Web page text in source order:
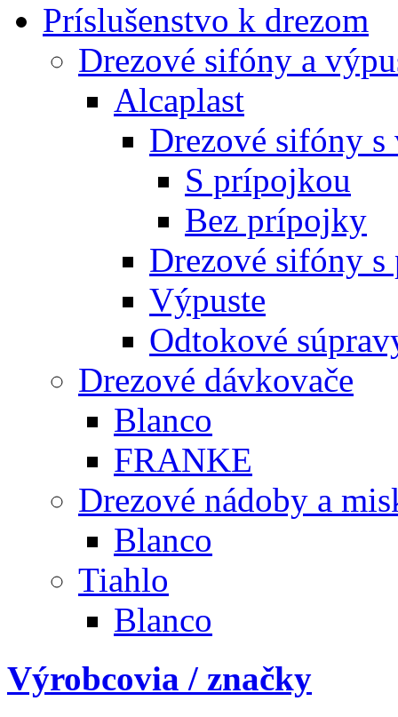
Príslušenstvo k drezom
Drezové sifóny a
Alcaplast
Drezové sifóny
S prípojkou
Bez prípojky
Drezové sifóny
Výpuste
Odtokové
Drezové dávkovače
Blanco
FRANKE
Drezové nádoby a
Blanco
Tiahlo
Blanco
Výrobcovia / značky